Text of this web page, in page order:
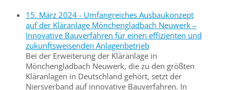
15. März 2024 - Umfangreiches Ausbaukonzept
auf der Kläranlage Mönchengladbach Neuwerk –
Innovative Bauverfahren für einen effizienten und
zukunftsweisenden Anlagenbetrieb
Bei der Erweiterung der Kläranlage in
Mönchengladbach Neuwerk, die zu den größten
Kläranlagen in Deutschland gehört, setzt der
Niersverband auf innovative Bauverfahren. In